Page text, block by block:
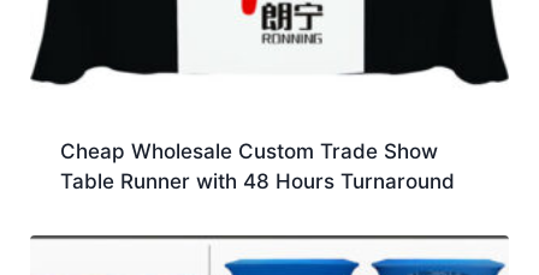
Cheap Wholesale Custom Trade Show
Table Runner with 48 Hours Turnaround